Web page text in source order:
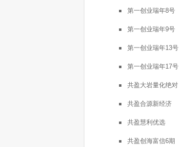
第一创业瑞年8号
第一创业瑞年9号
第一创业瑞年13号
第一创业瑞年17号
共盈大岩量化绝对
共盈合源新经济
共盈慧利优选
共盈创海富信6期